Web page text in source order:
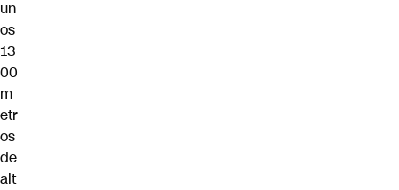
un
os
13
00
m
etr
os
de
alt